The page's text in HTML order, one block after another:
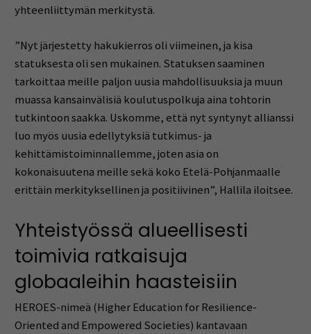
yhteenliittymän merkitystä.
”Nyt järjestetty hakukierros oli viimeinen, ja kisa
statuksesta oli sen mukainen. Statuksen saaminen
tarkoittaa meille paljon uusia mahdollisuuksia ja muun
muassa kansainvälisiä koulutuspolkuja aina tohtorin
tutkintoon saakka. Uskomme, että nyt syntynyt allianssi
luo myös uusia edellytyksiä tutkimus- ja
kehittämistoiminnallemme, joten asia on
kokonaisuutena meille sekä koko Etelä-Pohjanmaalle
erittäin merkityksellinen ja positiivinen”, Hallila iloitsee.
Yhteistyössä alueellisesti
toimivia ratkaisuja
globaaleihin haasteisiin
HEROES-nimeä (Higher Education for Resilience-
Oriented and Empowered Societies) kantavaan